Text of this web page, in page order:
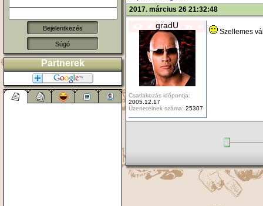
Súgó
Partnerek
2017. március 26 21:32:48
gradU
Csatlakozás időpontja:
2005.12.17
Üzeneteinek száma: 25307
Szellemes